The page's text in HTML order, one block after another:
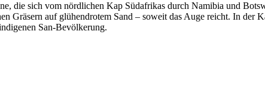
die sich vom nördlichen Kap Südafrikas durch Namibia und
Gräsern auf glühendrotem Sand – soweit das Auge reicht. In der
San-Bevölkerung.